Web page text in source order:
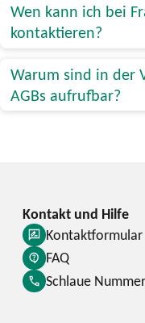
Wen kann ich bei
kontaktieren?
Warum sind in der
AGBs aufrufbar?
Kontaktformular
FAQ
Schlaue Nummer